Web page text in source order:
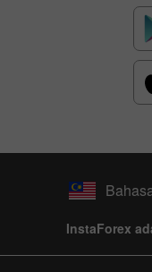
InstaForex